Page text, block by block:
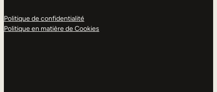
Politique de confidentialité
Politique en matière de Cookies